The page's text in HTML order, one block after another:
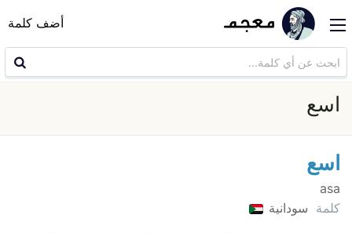
أضف كلمة
اسع
اسع
asa
كلمة سودانية